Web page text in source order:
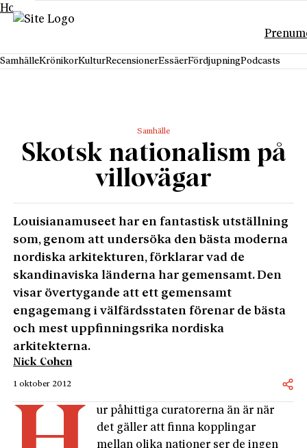
Hoppa till innehåll
SamhälleKrönikorKulturRecensionerEssäerFördjupningPodcasts
Samhälle
Skotsk nationalism på
villovägar
Louisianamuseet har en fantastisk utställning
som, genom att undersöka den bästa moderna
nordiska arkitekturen, förklarar vad de
skandinaviska länderna har gemensamt. Den
visar övertygande att ett gemensamt
engagemang i välfärdsstaten förenar de bästa
och mest uppfinningsrika nordiska
arkitekterna.
Nick Cohen
1 oktober 2012
ur påhittiga curatorerna än är när
det gäller att finna kopplingar
mellan olika nationer ser de ingen